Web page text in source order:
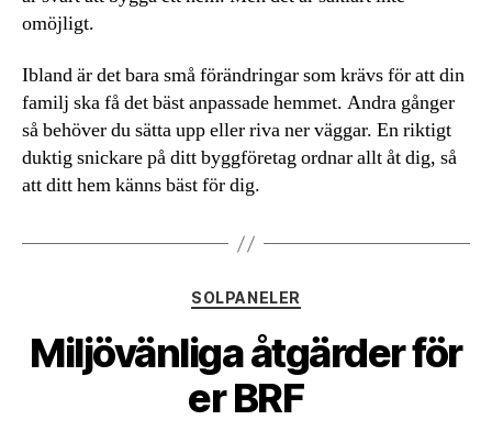
omöjligt.
Ibland är det bara små förändringar som krävs för att din
familj ska få det bäst anpassade hemmet. Andra gånger
så behöver du sätta upp eller riva ner väggar. En riktigt
duktig snickare på ditt byggföretag ordnar allt åt dig, så
att ditt hem känns bäst för dig.
Kategorier
SOLPANELER
Miljövänliga åtgärder för
er BRF